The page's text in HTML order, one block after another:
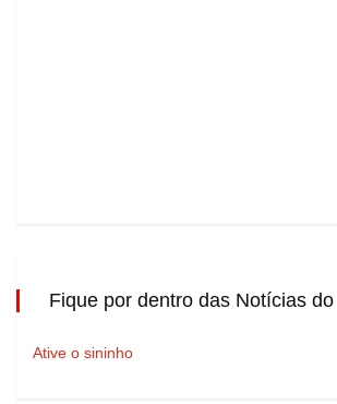
Fique por dentro das Notícias
Ative o sininho